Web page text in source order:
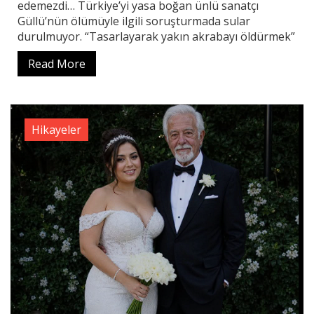
edemezdi… Türkiye’yi yasa boğan ünlü sanatçı
Güllü’nün ölümüyle ilgili soruşturmada sular
durulmuyor. “Tasarlayarak yakın akrabayı öldürmek”
Read More
Hikayeler